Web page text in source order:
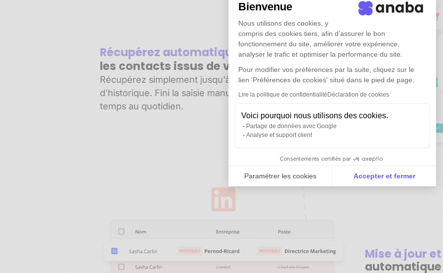
Bienvenue
Nous utilisons des cookies, y
compris des cookies tiers, afin d’assurer le bon
fonctionnement du site, améliorer votre expérience,
analyser le trafic et optimiser la performance du site.
Pour modifier vos préférences par la suite, cliquez sur le
lien 'Préférences de cookies' situé dans le pied de page.
Lire la politique de confidentialité Déclaration de cookies
Voici pourquoi nous utilisons des cookies.
Partage de données avec Google
Analyse et support client
Consentements certifiés par
Paramétrer les cookies Accepter et fermer
Notre plateforme vous permet d'adapter et de gérer
Récupérez automatiquementtous
les contacts issus de vos emails
Récupérez simplement jusqu'à plusieurs années
d'historique. Fini la saisie manuelle. Gagnez du
temps au quotidien.
Mise à jour
automatique